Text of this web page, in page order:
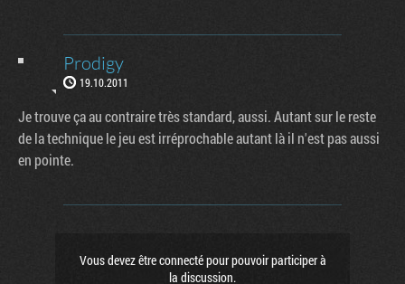
Prodigy
19.10.2011
Je trouve ça au contraire très standard, aussi. Autant sur le reste
de la technique le jeu est irréprochable autant là il n'est pas aussi
en pointe.
Vous devez être connecté pour pouvoir participer à
la discussion.